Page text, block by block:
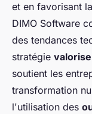
et en favorisant
DIMO Software
des tendances
stratégie
soutient les
transformation
l'utilisation des